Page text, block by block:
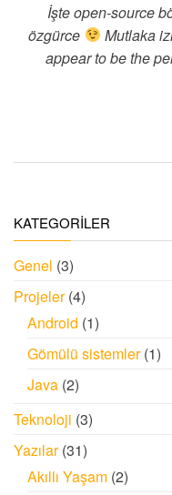
İşte open-source
özgürce
Mutlaka
appear to be the
KATEGORİLER
Genel (3)
Projeler(4)
Android (1)
Gömülü sistemler(1)
Java (2)
Teknoloji (3)
Yazılar(31)
Akıllı Yaşam (2)